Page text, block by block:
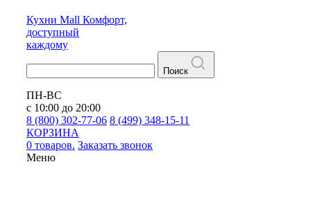
Кухни Mall Комфорт,
доступный
каждому
Поиск
ПН-ВС
с 10:00 до 20:00
8 (800) 302-77-06 8 (499) 348-15-11
КОРЗИНА
0 товаров. Заказать звонок
Меню